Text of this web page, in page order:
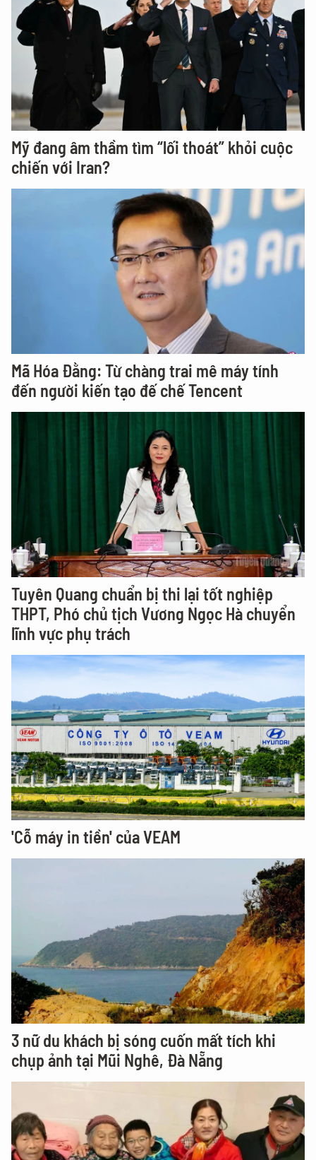
Mỹ đang âm thầm tìm “lối thoát” khỏi cuộc
chiến với Iran?
Mã Hóa Đằng: Từ chàng trai mê máy tính
đến người kiến tạo đế chế Tencent
Tuyên Quang chuẩn bị thi lại tốt nghiệp
THPT, Phó chủ tịch Vương Ngọc Hà chuyển
lĩnh vực phụ trách
'Cỗ máy in tiền' của VEAM
3 nữ du khách bị sóng cuốn mất tích khi
chụp ảnh tại Mũi Nghê, Đà Nẵng